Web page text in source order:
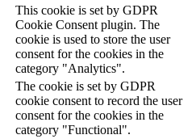
This cookie is set by GDPR
Cookie Consent plugin. The
cookie is used to store the user
consent for the cookies in the
category "Analytics".
The cookie is set by GDPR
cookie consent to record the user
consent for the cookies in the
category "Functional".